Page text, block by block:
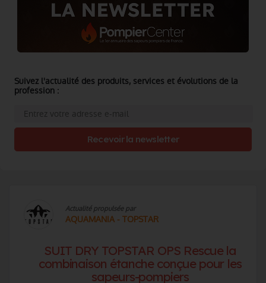
Actualité propulsée par
AQUAMANIA - TOPSTAR
SUIT DRY TOPSTAR OPS Rescue la
combinaison étanche conçue pour les
sapeurs-pompiers
Suivez l'actualité des produits, services et évolutions de la
profession :
Recevoir la newsletter